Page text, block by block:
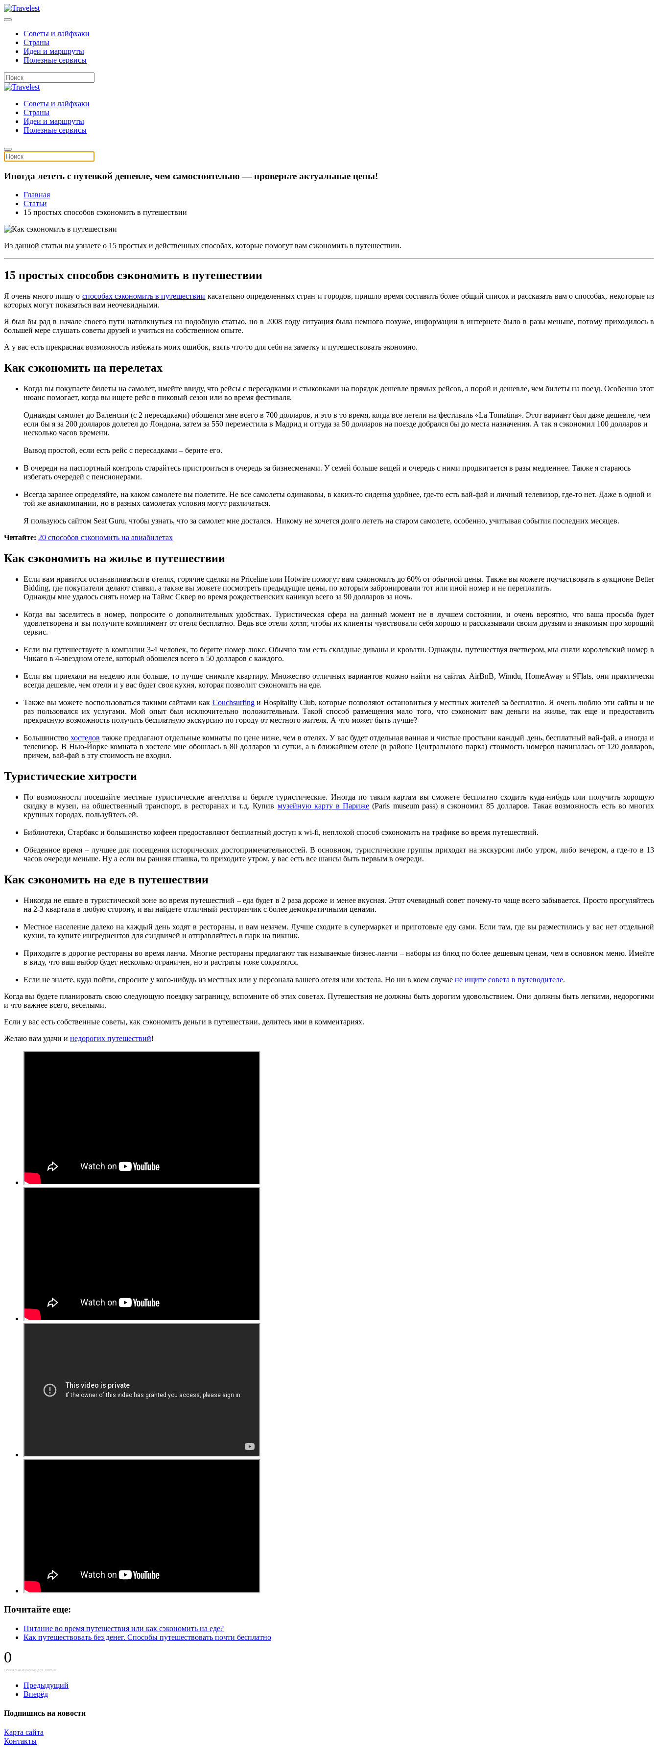
Советы и лайфхаки
Страны
Идеи и маршруты
Полезные сервисы
Советы и лайфхаки
Страны
Идеи и маршруты
Полезные сервисы
Иногда лететь с путевкой дешевле, чем самостоятельно — проверьте актуальные цены!
Главная
Статьи
15 простых способов сэкономить в путешествии
Из данной статьи вы узнаете о 15 простых и действенных способах, которые помогут вам сэкономить в путешествии.
15 простых способов сэкономить в путешествии
Я очень много пишу о способах сэкономить в путешествии касательно определенных стран и городов, пришло время составить более общий список и рассказать вам о способах, некоторые из
которых могут показаться вам неочевидными.
Я был бы рад в начале своего пути натолкнуться на подобную статью, но в 2008 году ситуация была немного похуже, информации в интернете было в разы меньше, потому приходилось в
большей мере слушать советы друзей и учиться на собственном опыте.
А у вас есть прекрасная возможность избежать моих ошибок, взять что-то для себя на заметку и путешествовать экономно.
Как сэкономить на перелетах
Когда вы покупаете билеты на самолет, имейте ввиду, что рейсы с пересадками и стыковками на порядок дешевле прямых рейсов, а порой и дешевле, чем билеты на поезд. Особенно этот
нюанс помогает, когда вы ищете рейс в пиковый сезон или во время фестиваля.
Однажды самолет до Валенсии (с 2 пересадками) обошелся мне всего в 700 долларов, и это в то время, когда все летели на фестиваль «La Tomatina». Этот вариант был даже дешевле, чем
если бы я за 200 долларов долетел до Лондона, затем за 550 переместила в Мадрид и оттуда за 50 долларов на поезде добрался бы до места назначения. А так я сэкономил 100 долларов и
несколько часов времени.
Вывод простой, если есть рейс с пересадками – берите его.
В очереди на паспортный контроль старайтесь пристроиться в очередь за бизнесменами. У семей больше вещей и очередь с ними продвигается в разы медленнее. Также я стараюсь
избегать очередей с пенсионерами.
Всегда заранее определяйте, на каком самолете вы полетите. Не все самолеты одинаковы, в каких-то сиденья удобнее, где-то есть вай-фай и личный телевизор, где-то нет. Даже в одной и
той же авиакомпании, но в разных самолетах условия могут различаться.
Я пользуюсь сайтом Seat Guru, чтобы узнать, что за самолет мне достался. Никому не хочется долго лететь на старом самолете, особенно, учитывая события последних месяцев.
Читайте: 20 способов сэкономить на авиабилетах
Как сэкономить на жилье в путешествии
Если вам нравится останавливаться в отелях, горячие сделки на Priceline или Hotwire помогут вам сэкономить до 60% от обычной цены. Также вы можете поучаствовать в аукционе Better
Bidding, где покупатели делают ставки, а также вы можете посмотреть предыдущие цены, по которым забронировали тот или иной номер и не переплатить.
Однажды мне удалось снять номер на Таймс Сквер во время рождественских каникул всего за 90 долларов за ночь.
Когда вы заселитесь в номер, попросите о дополнительных удобствах. Туристическая сфера на данный момент не в лучшем состоянии, и очень вероятно, что ваша просьба будет
удовлетворена и вы получите комплимент от отеля бесплатно. Ведь все отели хотят, чтобы их клиенты чувствовали себя хорошо и рассказывали своим друзьям и знакомым про хороший
сервис.
Если вы путешествуете в компании 3-4 человек, то берите номер люкс. Обычно там есть складные диваны и кровати. Однажды, путешествуя вчетвером, мы сняли королевский номер в
Чикаго в 4-звездном отеле, который обошелся всего в 50 долларов с каждого.
Если вы приехали на неделю или больше, то лучше снимите квартиру. Множество отличных вариантов можно найти на сайтах AirBnB, Wimdu, HomeAway и 9Flats, они практически
всегда дешевле, чем отели и у вас будет своя кухня, которая позволит сэкономить на еде.
Также вы можете воспользоваться такими сайтами как Couchsurfingи Hospitality Club, которые позволяют остановиться у местных жителей за бесплатно. Я очень люблю эти сайты и не
раз пользовался их услугами. Мой опыт был исключительно положительным. Такой способ размещения мало того, что сэкономит вам деньги на жилье, так еще и предоставить
прекрасную возможность получить бесплатную экскурсию по городу от местного жителя. А что может быть лучше?
Большинство хостелов также предлагают отдельные комнаты по цене ниже, чем в отелях. У вас будет отдельная ванная и чистые простыни каждый день, бесплатный вай-фай, а иногда и
телевизор. В Нью-Йорке комната в хостеле мне обошлась в 80 долларов за сутки, а в ближайшем отеле (в районе Центрального парка) стоимость номеров начиналась от 120 долларов,
причем, вай-фай в эту стоимость не входил.
Туристические хитрости
По возможности посещайте местные туристические агентства и берите туристические. Иногда по таким картам вы сможете бесплатно сходить куда-нибудь или получить хорошую
скидку в музеи, на общественный транспорт, в ресторанах и т.д. Купив музейную карту в Париже (Paris museum pass) я сэкономил 85 долларов. Такая возможность есть во многих
крупных городах, пользуйтесь ей.
Библиотеки, Старбакс и большинство кофеен предоставляют бесплатный доступ к wi-fi, неплохой способ сэкономить на трафике во время путешествий.
Обеденное время – лучшее для посещения исторических достопримечательностей. В основном, туристические группы приходят на экскурсии либо утром, либо вечером, а где-то в 13
часов очереди меньше. Ну а если вы ранняя пташка, то приходите утром, у вас есть все шансы быть первым в очереди.
Как сэкономить на еде в путешествии
Никогда не ешьте в туристической зоне во время путешествий – еда будет в 2 раза дороже и менее вкусная. Этот очевидный совет почему-то чаще всего забывается. Просто прогуляйтесь
на 2-3 квартала в любую сторону, и вы найдете отличный ресторанчик с более демократичными ценами.
Местное население далеко на каждый день ходят в рестораны, и вам незачем. Лучше сходите в супермаркет и приготовьте еду сами. Если там, где вы разместились у вас нет отдельной
кухни, то купите ингредиентов для сэндвичей и отправляйтесь в парк на пикник.
Приходите в дорогие рестораны во время ланча. Многие рестораны предлагают так называемые бизнес-ланчи – наборы из блюд по более дешевым ценам, чем в основном меню. Имейте
в виду, что ваш выбор будет несколько ограничен, но и растраты тоже сократятся.
Если не знаете, куда пойти, спросите у кого-нибудь из местных или у персонала вашего отеля или хостела. Но ни в коем случае не ищите совета в путеводителе.
Когда вы будете планировать свою следующую поездку заграницу, вспомните об этих советах. Путешествия не должны быть дорогим удовольствием. Они должны быть легкими, недорогими
и что важнее всего, веселыми.
Если у вас есть собственные советы, как сэкономить деньги в путешествии, делитесь ими в комментариях.
Желаю вам удачи и недорогих путешествий!
Почитайте еще:
Питание во время путешествия или как сэкономить на еде?
Как путешествовать без денег. Способы путешествовать почти бесплатно
0
Социальные кнопки для Joomla
Предыдущий
Вперёд
Подпишись на новости
Карта сайта
Контакты